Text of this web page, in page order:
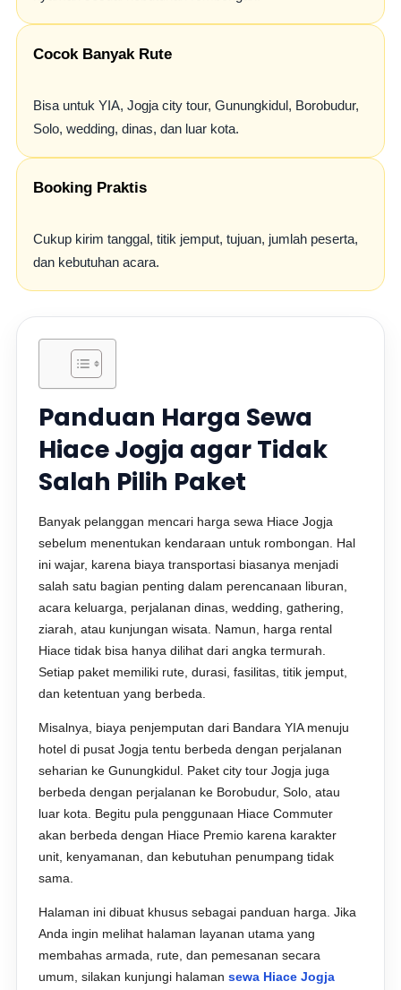
Cocok Banyak Rute
Bisa untuk YIA, Jogja city tour, Gunungkidul, Borobudur,
Solo, wedding, dinas, dan luar kota.
Booking Praktis
Cukup kirim tanggal, titik jemput, tujuan, jumlah peserta,
dan kebutuhan acara.
Panduan Harga Sewa
Hiace Jogja agar Tidak
Salah Pilih Paket
Banyak pelanggan mencari harga sewa Hiace Jogja
sebelum menentukan kendaraan untuk rombongan. Hal
ini wajar, karena biaya transportasi biasanya menjadi
salah satu bagian penting dalam perencanaan liburan,
acara keluarga, perjalanan dinas, wedding, gathering,
ziarah, atau kunjungan wisata. Namun, harga rental
Hiace tidak bisa hanya dilihat dari angka termurah.
Setiap paket memiliki rute, durasi, fasilitas, titik jemput,
dan ketentuan yang berbeda.
Misalnya, biaya penjemputan dari Bandara YIA menuju
hotel di pusat Jogja tentu berbeda dengan perjalanan
seharian ke Gunungkidul. Paket city tour Jogja juga
berbeda dengan perjalanan ke Borobudur, Solo, atau
luar kota. Begitu pula penggunaan Hiace Commuter
akan berbeda dengan Hiace Premio karena karakter
unit, kenyamanan, dan kebutuhan penumpang tidak
sama.
Halaman ini dibuat khusus sebagai panduan harga. Jika
Anda ingin melihat halaman layanan utama yang
membahas armada, rute, dan pemesanan secara
umum, silakan kunjungi halamansewa Hiace Jogja